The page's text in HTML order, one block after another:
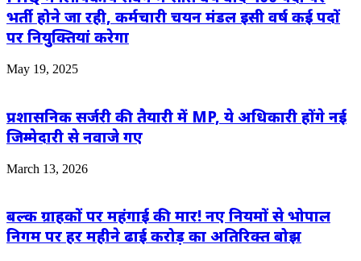
भर्ती होने जा रही, कर्मचारी चयन मंडल इसी वर्ष कई पदों
पर नियुक्तियां करेगा
May 19, 2025
प्रशासनिक सर्जरी की तैयारी में MP, ये अधिकारी होंगे नई
जिम्मेदारी से नवाजे गए
March 13, 2026
बल्क ग्राहकों पर महंगाई की मार! नए नियमों से भोपाल
निगम पर हर महीने ढाई करोड़ का अतिरिक्त बोझ